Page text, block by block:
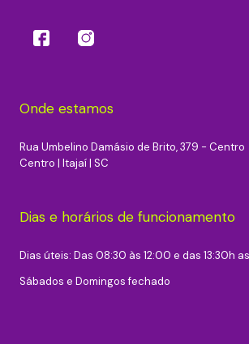
Onde estamos
Rua Umbelino Damásio de Brito, 379 - Centro
Centro | Itajaí | SC
Dias e horários de funcionamento
Dias úteis: Das 08:30 às 12:00 e das 13:30h
Sábados e Domingos fechado